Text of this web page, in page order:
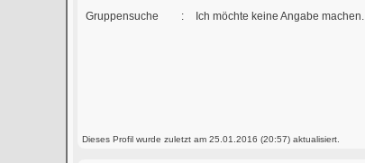
Gruppensuche
: Ich möchte keine Angabe machen.
Dieses Profil wurde zuletzt am 25.01.2016 (20:57) aktualisiert.